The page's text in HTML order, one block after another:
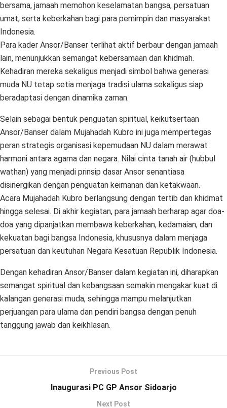
bersama, jamaah memohon keselamatan bangsa, persatuan
umat, serta keberkahan bagi para pemimpin dan masyarakat
Indonesia.
Para kader Ansor/Banser terlihat aktif berbaur dengan jamaah
lain, menunjukkan semangat kebersamaan dan khidmah.
Kehadiran mereka sekaligus menjadi simbol bahwa generasi
muda NU tetap setia menjaga tradisi ulama sekaligus siap
beradaptasi dengan dinamika zaman.
Selain sebagai bentuk penguatan spiritual, keikutsertaan
Ansor/Banser dalam Mujahadah Kubro ini juga mempertegas
peran strategis organisasi kepemudaan NU dalam merawat
harmoni antara agama dan negara. Nilai cinta tanah air (hubbul
wathan) yang menjadi prinsip dasar Ansor senantiasa
disinergikan dengan penguatan keimanan dan ketakwaan.
Acara Mujahadah Kubro berlangsung dengan tertib dan khidmat
hingga selesai. Di akhir kegiatan, para jamaah berharap agar doa-
doa yang dipanjatkan membawa keberkahan, kedamaian, dan
kekuatan bagi bangsa Indonesia, khususnya dalam menjaga
persatuan dan keutuhan Negara Kesatuan Republik Indonesia.
Dengan kehadiran Ansor/Banser dalam kegiatan ini, diharapkan
semangat spiritual dan kebangsaan semakin mengakar kuat di
kalangan generasi muda, sehingga mampu melanjutkan
perjuangan para ulama dan pendiri bangsa dengan penuh
tanggung jawab dan keikhlasan.
Previous Post
Inaugurasi PC GP Ansor Sidoarjo
Next Post